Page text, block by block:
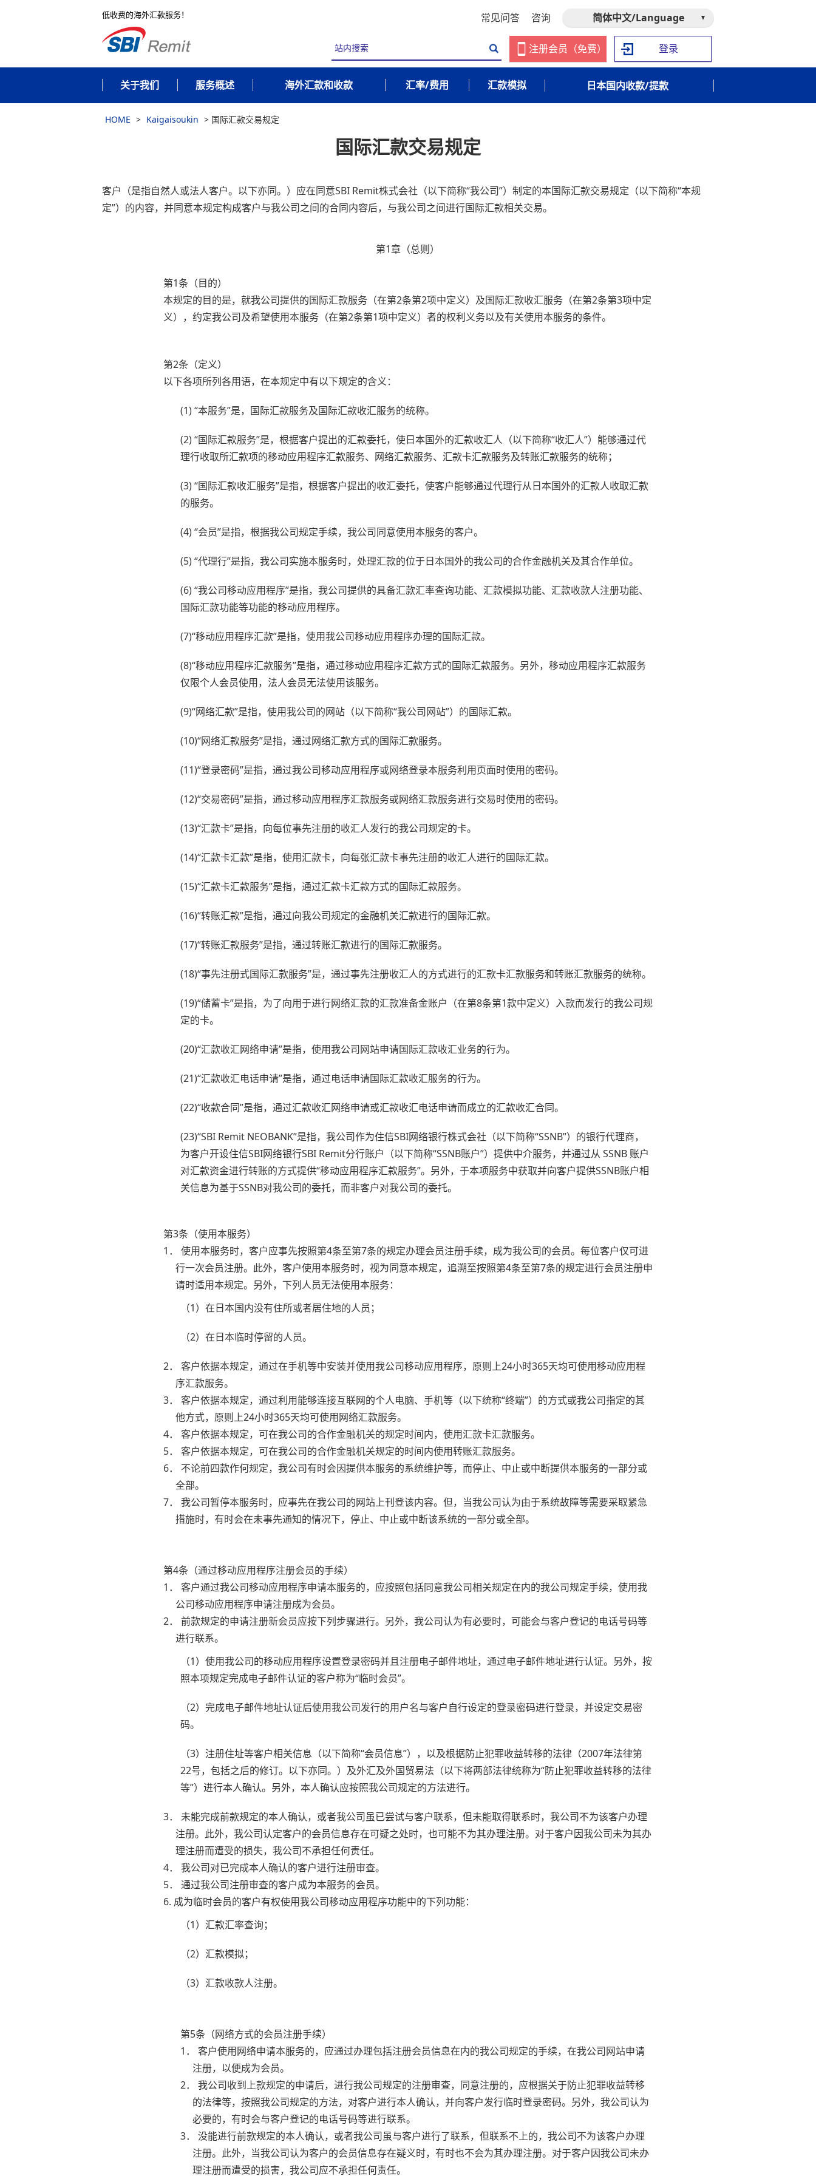
低收费的海外汇款服务！ 常见问答 咨询 简体中文/Language
注册会员（免费） 登录
关于我们 服务概述 海外汇款和收款 汇率/费用 汇款模拟 日本国内收款/提款
HOME > Kaigaisoukin > 国际汇款交易规定
国际汇款交易规定
客户（是指自然人或法人客户。以下亦同。）应在同意SBI Remit株式会社（以下简称“我公司”）制定的本国际汇款交易规定（以下简称“本规
定”）的内容，并同意本规定构成客户与我公司之间的合同内容后，与我公司之间进行国际汇款相关交易。
第1章（总则）
第1条（目的）
本规定的目的是，就我公司提供的国际汇款服务（在第2条第2项中定义）及国际汇款收汇服务（在第2条第3项中定
义），约定我公司及希望使用本服务（在第2条第1项中定义）者的权利义务以及有关使用本服务的条件。
第2条（定义）
以下各项所列各用语，在本规定中有以下规定的含义：
(1) “本服务”是，国际汇款服务及国际汇款收汇服务的统称。
(2) “国际汇款服务”是，根据客户提出的汇款委托，使日本国外的汇款收汇人（以下简称“收汇人”）能够通过代
理行收取所汇款项的移动应用程序汇款服务、网络汇款服务、汇款卡汇款服务及转账汇款服务的统称；
(3) “国际汇款收汇服务”是指，根据客户提出的收汇委托，使客户能够通过代理行从日本国外的汇款人收取汇款
的服务。
(4) “会员”是指，根据我公司规定手续，我公司同意使用本服务的客户。
(5) “代理行”是指，我公司实施本服务时，处理汇款的位于日本国外的我公司的合作金融机关及其合作单位。
(6) “我公司移动应用程序”是指，我公司提供的具备汇款汇率查询功能、汇款模拟功能、汇款收款人注册功能、
国际汇款功能等功能的移动应用程序。
(7)“移动应用程序汇款”是指，使用我公司移动应用程序办理的国际汇款。
(8)“移动应用程序汇款服务”是指，通过移动应用程序汇款方式的国际汇款服务。另外，移动应用程序汇款服务
仅限个人会员使用，法人会员无法使用该服务。
(9)“网络汇款”是指，使用我公司的网站（以下简称“我公司网站”）的国际汇款。
(10)“网络汇款服务”是指，通过网络汇款方式的国际汇款服务。
(11)“登录密码”是指，通过我公司移动应用程序或网络登录本服务利用页面时使用的密码。
(12)“交易密码”是指，通过移动应用程序汇款服务或网络汇款服务进行交易时使用的密码。
(13)“汇款卡”是指，向每位事先注册的收汇人发行的我公司规定的卡。
(14)“汇款卡汇款”是指，使用汇款卡，向每张汇款卡事先注册的收汇人进行的国际汇款。
(15)“汇款卡汇款服务”是指，通过汇款卡汇款方式的国际汇款服务。
(16)“转账汇款”是指，通过向我公司规定的金融机关汇款进行的国际汇款。
(17)“转账汇款服务”是指，通过转账汇款进行的国际汇款服务。
(18)“事先注册式国际汇款服务”是，通过事先注册收汇人的方式进行的汇款卡汇款服务和转账汇款服务的统称。
(19)“储蓄卡”是指，为了向用于进行网络汇款的汇款准备金账户（在第8条第1款中定义）入款而发行的我公司规
定的卡。
(20)“汇款收汇网络申请”是指，使用我公司网站申请国际汇款收汇业务的行为。
(21)“汇款收汇电话申请”是指，通过电话申请国际汇款收汇服务的行为。
(22)“收款合同”是指，通过汇款收汇网络申请或汇款收汇电话申请而成立的汇款收汇合同。
(23)“SBI Remit NEOBANK”是指，我公司作为住信SBI网络银行株式会社（以下简称“SSNB”）的银行代理商，
为客户开设住信SBI网络银行SBI Remit分行账户（以下简称“SSNB账户”）提供中介服务，并通过从 SSNB 账户
对汇款资金进行转账的方式提供“移动应用程序汇款服务”。另外，于本项服务中获取并向客户提供SSNB账户相
关信息为基于SSNB对我公司的委托，而非客户对我公司的委托。
第3条（使用本服务）
1． 使用本服务时，客户应事先按照第4条至第7条的规定办理会员注册手续，成为我公司的会员。每位客户仅可进
行一次会员注册。此外，客户使用本服务时，视为同意本规定，追溯至按照第4条至第7条的规定进行会员注册申
请时适用本规定。另外，下列人员无法使用本服务：
（1）在日本国内没有住所或者居住地的人员；
（2）在日本临时停留的人员。
2． 客户依据本规定，通过在手机等中安装并使用我公司移动应用程序，原则上24小时365天均可使用移动应用程
序汇款服务。
3． 客户依据本规定，通过利用能够连接互联网的个人电脑、手机等（以下统称“终端”）的方式或我公司指定的其
他方式，原则上24小时365天均可使用网络汇款服务。
4． 客户依据本规定，可在我公司的合作金融机关的规定时间内，使用汇款卡汇款服务。
5． 客户依据本规定，可在我公司的合作金融机关规定的时间内使用转账汇款服务。
6． 不论前四款作何规定，我公司有时会因提供本服务的系统维护等，而停止、中止或中断提供本服务的一部分或
全部。
7． 我公司暂停本服务时，应事先在我公司的网站上刊登该内容。但，当我公司认为由于系统故障等需要采取紧急
措施时，有时会在未事先通知的情况下，停止、中止或中断该系统的一部分或全部。
第4条（通过移动应用程序注册会员的手续）
1． 客户通过我公司移动应用程序申请本服务的，应按照包括同意我公司相关规定在内的我公司规定手续，使用我
公司移动应用程序申请注册成为会员。
2． 前款规定的申请注册新会员应按下列步骤进行。另外，我公司认为有必要时，可能会与客户登记的电话号码等
进行联系。
（1）使用我公司的移动应用程序设置登录密码并且注册电子邮件地址，通过电子邮件地址进行认证。另外，按
照本项规定完成电子邮件认证的客户称为“临时会员”。
（2）完成电子邮件地址认证后使用我公司发行的用户名与客户自行设定的登录密码进行登录，并设定交易密
码。
（3）注册住址等客户相关信息（以下简称“会员信息”），以及根据防止犯罪收益转移的法律（2007年法律第
22号，包括之后的修订。以下亦同。）及外汇及外国贸易法（以下将两部法律统称为“防止犯罪收益转移的法律
等”）进行本人确认。另外，本人确认应按照我公司规定的方法进行。
3． 未能完成前款规定的本人确认，或者我公司虽已尝试与客户联系，但未能取得联系时，我公司不为该客户办理
注册。此外，我公司认定客户的会员信息存在可疑之处时，也可能不为其办理注册。对于客户因我公司未为其办
理注册而遭受的损失，我公司不承担任何责任。
4． 我公司对已完成本人确认的客户进行注册审查。
5． 通过我公司注册审查的客户成为本服务的会员。
6. 成为临时会员的客户有权使用我公司移动应用程序功能中的下列功能：
（1）汇款汇率查询；
（2）汇款模拟；
（3）汇款收款人注册。
第5条（网络方式的会员注册手续）
1． 客户使用网络申请本服务的，应通过办理包括注册会员信息在内的我公司规定的手续，在我公司网站申请
注册，以便成为会员。
2． 我公司收到上款规定的申请后，进行我公司规定的注册审查，同意注册的，应根据关于防止犯罪收益转移
的法律等，按照我公司规定的方法，对客户进行本人确认，并向客户发行临时登录密码。另外，我公司认为
必要的，有时会与客户登记的电话号码等进行联系。
3． 没能进行前款规定的本人确认，或者我公司虽与客户进行了联系，但联系不上的，我公司不为该客户办理
注册。此外，当我公司认为客户的会员信息存在疑义时，有时也不会为其办理注册。对于客户因我公司未办
理注册而遭受的损害，我公司应不承担任何责任。